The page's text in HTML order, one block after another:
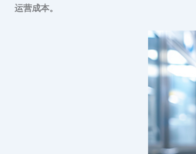
运营成本。